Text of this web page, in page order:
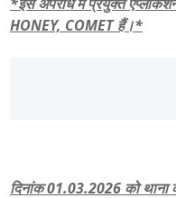
*इस अपराध में प्रयुक्त
HONEY, COMET हैं।*
दिनांक 01.03.2026 को थाना